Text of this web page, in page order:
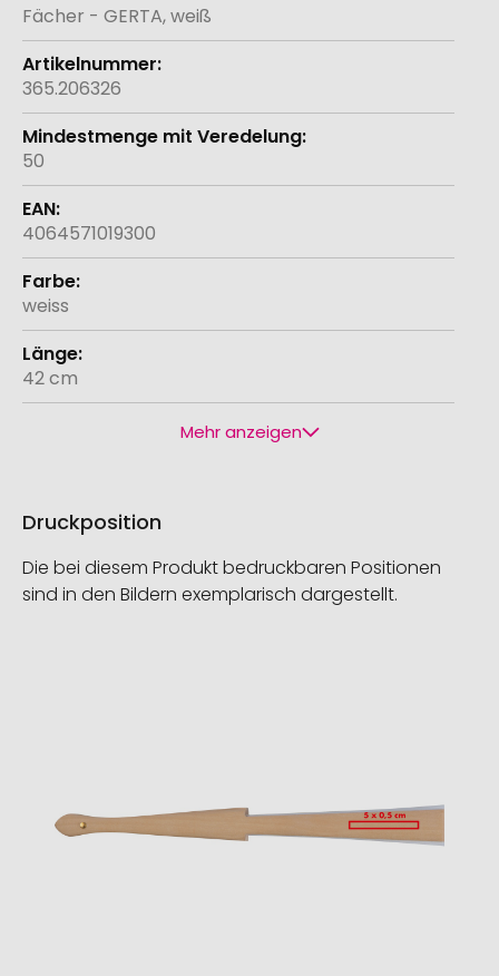
Fächer - GERTA, weiß
365.206326
50
4064571019300
weiss
42 cm
Mehr anzeigen
Druckposition
Die bei diesem Produkt bedruckbaren Positionen
sind in den Bildern exemplarisch dargestellt.